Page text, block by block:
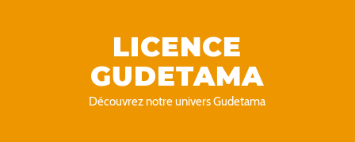
LICENCE
GUDETAMA
Découvrez notre univers Gudetama